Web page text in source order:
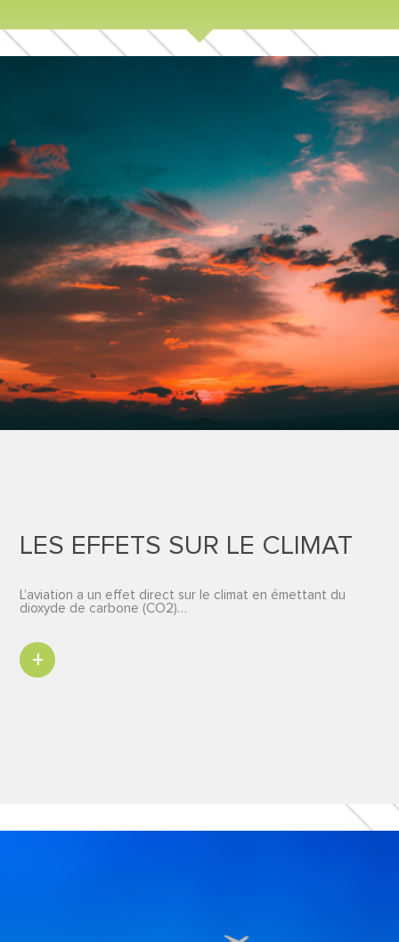
ROUTE
TRAVAUX
SCIENTIFIQUES
CONTACT
LES EFFETS SUR LE CLIMAT
L’aviation a un effet direct sur le climat en émettant du
dioxyde de carbone (CO2)…